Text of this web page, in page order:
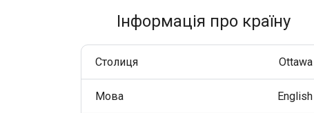
Інформація про країну
Столиця Ottawa
Мова English